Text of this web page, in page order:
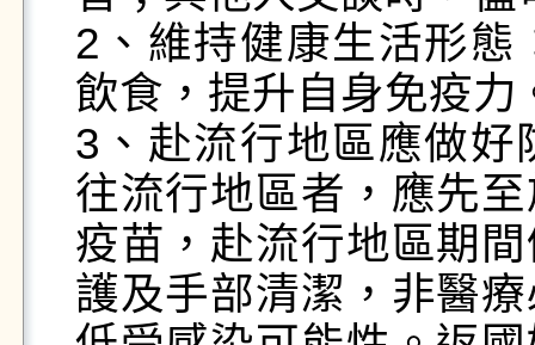
2、維持健康生活形
飲食，提升自身免疫力
3、赴流行地區應做
往流行地區者，應先
疫苗，赴流行地區期
護及手部清潔，非醫